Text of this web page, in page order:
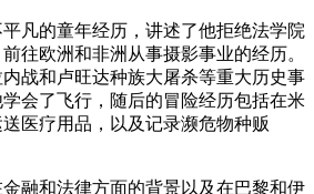
凡的童年经历，讲述了他拒绝法学院
往欧洲和非洲从事摄影事业的经历。
战和卢旺达种族大屠杀等重大历史事
会了飞行，随后的冒险经历包括在米
医疗用品，以及记录濒危物种贩
融和法律方面的背景以及在巴黎和伊